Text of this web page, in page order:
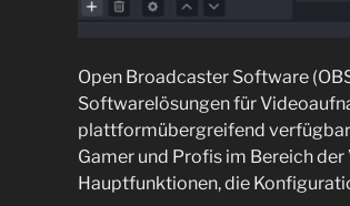
Open Broadcaster Software
Softwarelösungen für
plattformübergreifend
Gamer und Profis im Bereich
Hauptfunktionen, die